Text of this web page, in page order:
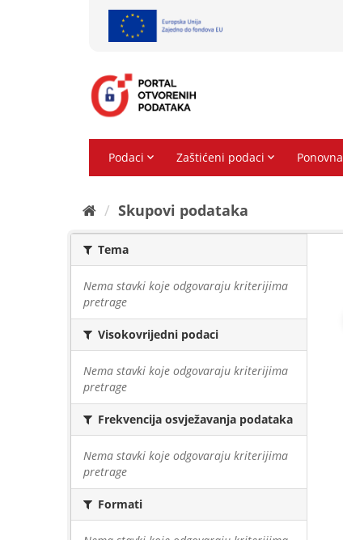
Skupovi podаtаkа
Tema
Nema stavki koje odgovaraju kriterijima
pretrage
Visokovrijedni podaci
Nema stavki koje odgovaraju kriterijima
pretrage
Frekvencija osvježavanja podataka
Nema stavki koje odgovaraju kriterijima
pretrage
Formati